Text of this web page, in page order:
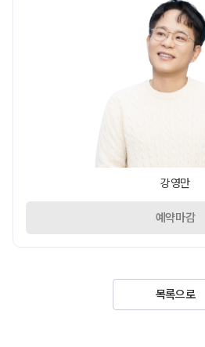
강영만
예약마감
목록으로